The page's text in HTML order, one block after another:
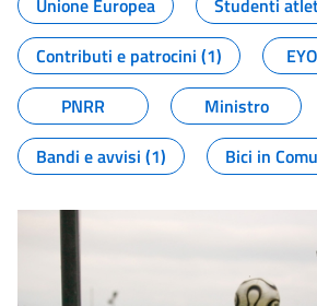
Unione Europea
Studenti
Contributi e patrocini (1)
PNRR
Ministro
Bandi e avvisi (1)
Bici in